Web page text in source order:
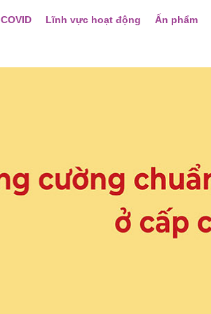
Lĩnh vực hoạt động Ấn phẩm